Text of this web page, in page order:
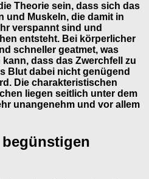
Theorie sein, dass sich das
und Muskeln, die damit in
verspannt sind und
entsteht. Bei körperlicher
schneller geatmet, was
dass das Zwerchfell zu
Blut dabei nicht genügend
Die charakteristischen
liegen seitlich unter dem
unangenehm und vor allem